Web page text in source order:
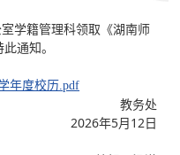
学籍管理科领取《湖南师
通知。
年度校历.pdf
教务处
2026年5月12日